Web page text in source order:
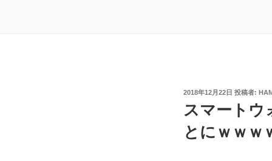
投
日:
2018年12月22日 投稿者:
スマートウ
とにｗｗｗ